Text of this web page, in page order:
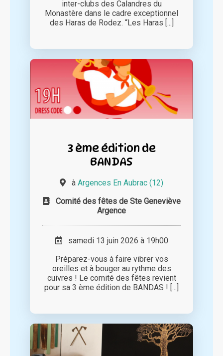
inter-clubs des Calandres du
Monastère dans le cadre exceptionnel
des Haras de Rodez. “Les Haras [...]
3 ème édition de
BANDAS
à Argences En Aubrac (12)
Comité des fêtes de Ste Geneviève
Argence
samedi 13 juin 2026 à 19h00
Préparez-vous à faire vibrer vos
oreilles et à bouger au rythme des
cuivres ! Le comité des fêtes revient
pour sa 3 ème édition de BANDAS ! [...]